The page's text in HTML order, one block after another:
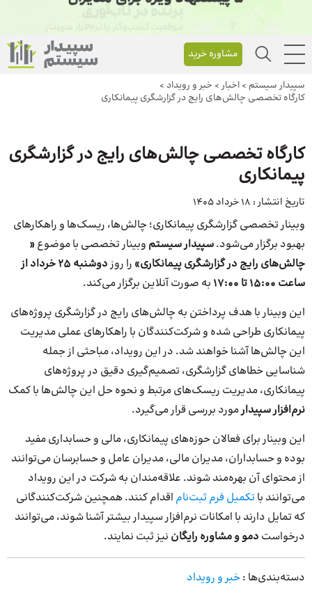
مشاوره خرید
سپیدار سیستم > اخبار> خبر و رویداد >
کارگاه تخصصی چالش‌های رایج در گزارشگری پیمانکاری
کارگاه تخصصی چالش‌های رایج در گزارشگری
پیمانکاری
تاریخ انتشار : 18 خرداد 1405
وبینار تخصصی گزارشگری پیمانکاری؛ چالش‌ها، ریسک‌ها و راهکارهای
بهبود برگزار می‌شود.سپیدار سیستم وبینار تخصصی با موضوع «
چالش‌های رایج در گزارشگری پیمانکاری» را روز
دوشنبه ۲۵ خرداد از
ساعت ۱۵:۰۰ تا ۱۷:۰۰
به صورت آنلاین برگزار می‌کند.
این وبینار با هدف پرداختن به چالش‌های رایج در گزارشگری پروژه‌های
پیمانکاری طراحی شده و شرکت‌کنندگان با راهکارهای عملی مدیریت
این چالش‌ها آشنا خواهند شد. در این رویداد، مباحثی از جمله
شناسایی خطاهای گزارشگری، تصمیم‌گیری دقیق در پروژه‌های
پیمانکاری، مدیریت ریسک‌های مرتبط و نحوه حل این چالش‌ها با کمک
نرم‌افزار سپیدارمورد بررسی قرار می‌گیرد.
این وبینار برای فعالان حوزه‌های پیمانکاری، مالی و حسابداری مفید
بوده و حسابداران، مدیران مالی، مدیران عامل و حسابرسان می‌توانند
از محتوای آن بهره‌مند شوند. علاقه‌مندان به شرکت در این رویداد
می‌توانند با تکمیل فرم ثبت‌نام اقدام کنند. همچنین شرکت‌کنندگانی
که تمایل دارند با امکانات نرم‌افزار سپیدار بیشتر آشنا شوند، می‌توانند
درخواست دمو و مشاوره رایگان نیز ثبت نمایند.
دسته‌بندی‌ها :خبر و رویداد